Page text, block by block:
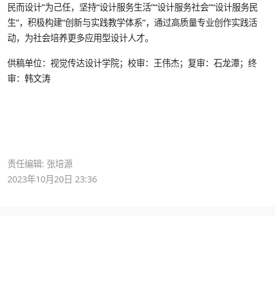
民而设计”为己任，坚持“设计服务生活”“设计服务社会”“设计服务民
生”，积极构建“创新与实践教学体系”，通过高质量专业创作实践活
动，为社会培养更多应用型设计人才。
供稿单位：视觉传达设计学院；校审：王伟杰；复审：石龙潭；终
审：韩文涛
责任编辑: 张培源
2023年10月20日 23:36